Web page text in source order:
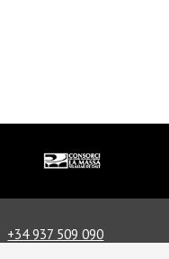
Diapositiva 1 de 3
+34 937 509 090